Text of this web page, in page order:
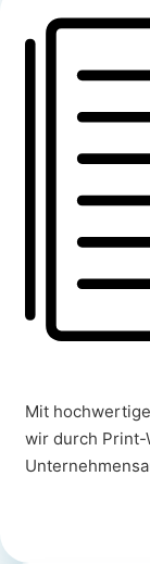
Mit
wir durch Print-